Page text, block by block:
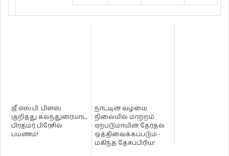
ஜீ.எஸ்.பி. பிளஸ்
குறித்து கலந்துரையாட
பிரதமர் பிரேசில்
பயணம்!
நாட்டின் வழமை
நிலையில் மாற்றம்
ஏற்படுமாயின் தேர்தல்
ஒத்திவைக்கப்படும் -
மகிந்த தேசப்பிரிய!